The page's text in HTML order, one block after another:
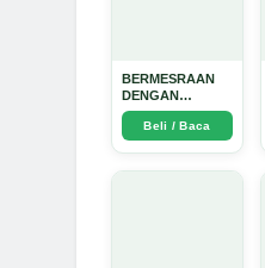
BERMESRAAN
DENGAN
KEBAIKAN - Arda
DinataBeli / Baca